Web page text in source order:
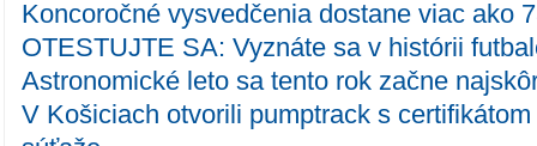
Koncoročné vysvedčenia dostane viac ako
OTESTUJTE SA: Vyznáte sa v histórii
Astronomické leto sa tento rok začne
V Košiciach otvorili pumptrack s